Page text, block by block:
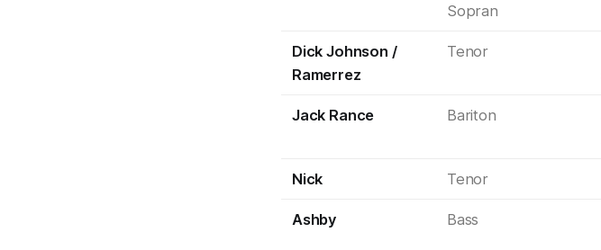
Sopran
Dick Johnson /
Ramerrez
Tenor
Jack Rance Bariton
Nick Tenor
Ashby Bass